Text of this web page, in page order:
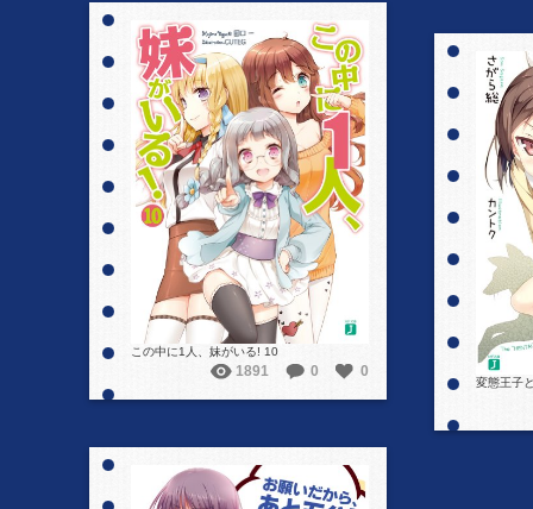
詳細を見る
この中に1人、妹がいる! 10
1891 0 0
変態王子